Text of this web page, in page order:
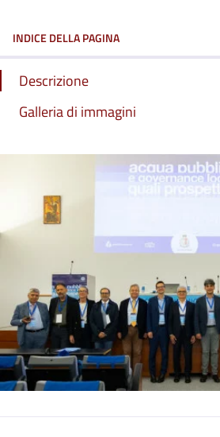
INDICE DELLA PAGINA
Descrizione
Galleria di immagini